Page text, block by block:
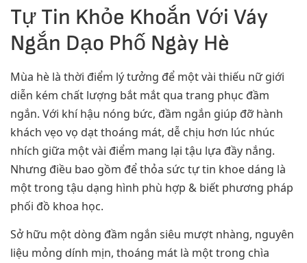
Tự Tin Khỏe Khoắn Với Váy
Ngắn Dạo Phố Ngày Hè
Mùa hè là thời điểm lý tưởng để một vài thiếu nữ giới
diễn kém chất lượng bắt mắt qua trang phục đầm
ngắn. Với khí hậu nóng bức, đầm ngắn giúp đỡ hành
khách vẹo vọ dạt thoáng mát, dễ chịu hơn lúc nhúc
nhích giữa một vài điểm mang lại tậu lựa đầy nắng.
Nhưng điều bao gồm để thỏa sức tự tin khoe dáng là
một trong tậu dạng hình phù hợp & biết phương pháp
phối đồ khoa học.
Sở hữu một dòng đầm ngắn siêu mượt nhàng, nguyên
liệu mỏng dính mịn, thoáng mát là một trong chìa